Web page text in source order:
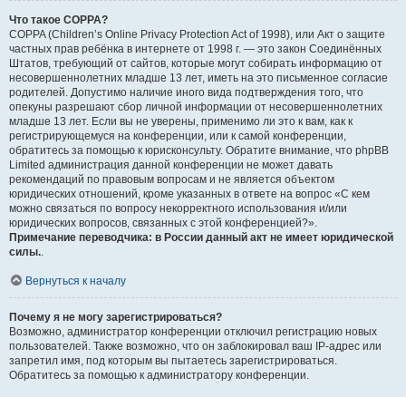
Что такое COPPA?
COPPA (Children’s Online Privacy Protection Act of 1998), или Акт о защите
частных прав ребёнка в интернете от 1998 г. — это закон Соединённых
Штатов, требующий от сайтов, которые могут собирать информацию от
несовершеннолетних младше 13 лет, иметь на это письменное согласие
родителей. Допустимо наличие иного вида подтверждения того, что
опекуны разрешают сбор личной информации от несовершеннолетних
младше 13 лет. Если вы не уверены, применимо ли это к вам, как к
регистрирующемуся на конференции, или к самой конференции,
обратитесь за помощью к юрисконсульту. Обратите внимание, что phpBB
Limited администрация данной конференции не может давать
рекомендаций по правовым вопросам и не является объектом
юридических отношений, кроме указанных в ответе на вопрос «С кем
можно связаться по вопросу некорректного использования и/или
юридических вопросов, связанных с этой конференцией?».
Примечание переводчика: в России данный акт не имеет юридической
силы..
Вернуться к началу
Почему я не могу зарегистрироваться?
Возможно, администратор конференции отключил регистрацию новых
пользователей. Также возможно, что он заблокировал ваш IP-адрес или
запретил имя, под которым вы пытаетесь зарегистрироваться.
Обратитесь за помощью к администратору конференции.